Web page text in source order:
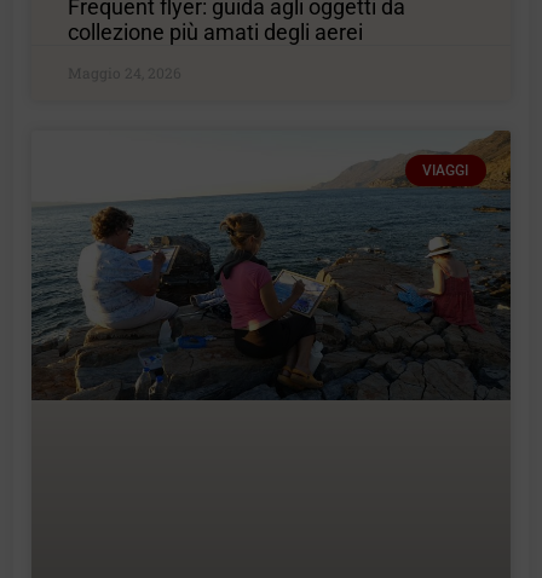
Frequent flyer: guida agli oggetti da
collezione più amati degli aerei
Maggio 24, 2026
VIAGGI